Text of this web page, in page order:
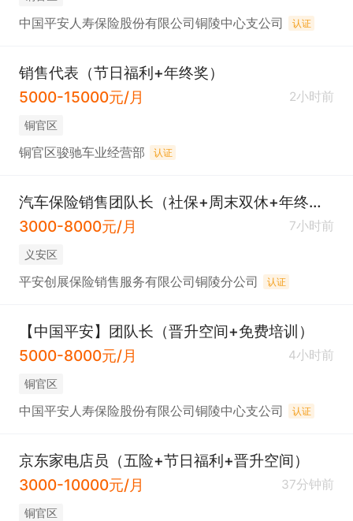
中国平安人寿保险股份有限公司铜陵中心支公司 认证
销售代表（节日福利+年终奖）
5000-15000元/月
2小时前
铜官区
铜官区骏驰车业经营部 认证
汽车保险销售团队长（社保+周末双休+年终奖）
3000-8000元/月
7小时前
义安区
平安创展保险销售服务有限公司铜陵分公司 认证
【中国平安】团队长（晋升空间+免费培训）
5000-8000元/月
4小时前
铜官区
中国平安人寿保险股份有限公司铜陵中心支公司 认证
京东家电店员（五险+节日福利+晋升空间）
3000-10000元/月
37分钟前
铜官区